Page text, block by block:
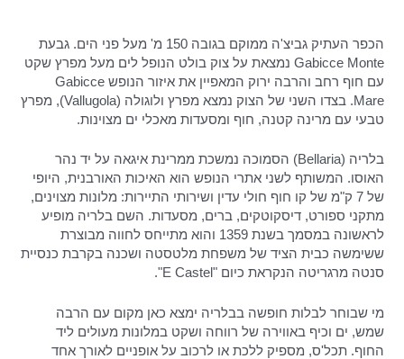
הכפר העתיק גביצ'ה ממוקם בגובה 150 מ' מעל פני הים. גבעת
Gabicce Monte נמצאת על צוק בולט הנופל לים מעל מפרץ שקט
עם חוף רחב והרבה ירוק המאפיין את איזור הנופש Gabicce
Mare. בצדו השני של הצוק נמצא מפרץ ולוגולה (Vallugola), מפרץ
טבעי עם מרינה קטנה, חוף ומסעדות מאכלי ים מצוינות.
בלריה (Bellaria) הסמוכה נמשכת ממרינת איגאה על יד נהר
האוסו. המשותף לשני אתרי הנופש הוא האיכות האורבנית, היופי
של 7 ק"מ של קו חוף חולי עדין ושירותי התיירות: מלונות מצוינים,
מתקני ספורט, דיסקוטקים, ברים, מסעדות. השם בלריה מופיע
לראשונה במסמך בשנת 1359 והוא מתייחס לחווה מבוצרת
ששימשה כבית הציד של משפחת מלטסטה ושכנה בקרבת כנסיית
סנטה מרגריטה הנקראת כיום "E Castel".
מי שבוחר לבלות חופשה בבלריה ימצא כאן מקום עם הרבה
שמש, ים וכיף באווירה של רווחה ושקט במלונות מעולים ליד
החוף. תכל'ס, מספיק ללכת או לרכוב על אופניים לאורך אחד